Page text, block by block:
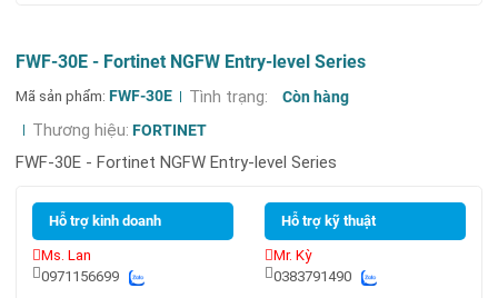
FWF-30E - Fortinet NGFW Entry-level Series
Mã sản phẩm:FWF-30E Tình trạng: Còn hàng
Thương hiệu: FORTINET
FWF-30E - Fortinet NGFW Entry-level Series
Hỗ trợ kinh doanh
Ms. Lan
0971156699
Hỗ trợ kỹ thuật
Mr. Kỳ
0383791490